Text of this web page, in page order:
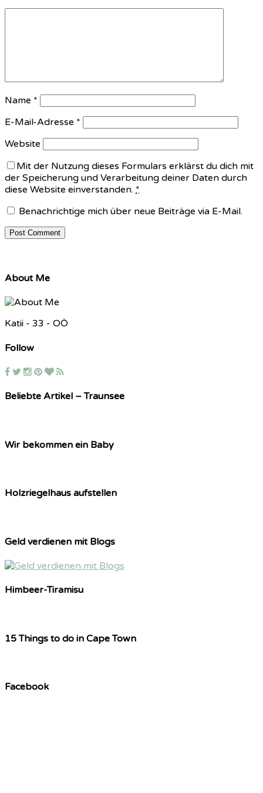
Name *
E-Mail-Adresse *
Website
Mit der Nutzung dieses Formulars erklärst du dich mit
der Speicherung und Verarbeitung deiner Daten durch
diese Website einverstanden. *
Benachrichtige mich über neue Beiträge via E-Mail.
About Me
Katii - 33 - OÖ
Follow
Beliebte Artikel – Traunsee
Wir bekommen ein Baby
Holzriegelhaus aufstellen
Geld verdienen mit Blogs
Himbeer-Tiramisu
15 Things to do in Cape Town
Facebook